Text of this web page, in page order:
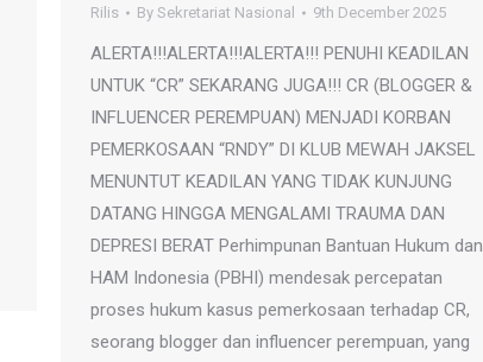
Rilis By Sekretariat Nasional 9th December 2025
ALERTA!!!ALERTA!!!ALERTA!!! PENUHI KEADILAN
UNTUK “CR” SEKARANG JUGA!!! CR (BLOGGER &
INFLUENCER PEREMPUAN) MENJADI KORBAN
PEMERKOSAAN “RNDY” DI KLUB MEWAH JAKSEL
MENUNTUT KEADILAN YANG TIDAK KUNJUNG
DATANG HINGGA MENGALAMI TRAUMA DAN
DEPRESI BERAT Perhimpunan Bantuan Hukum dan
HAM Indonesia (PBHI) mendesak percepatan
proses hukum kasus pemerkosaan terhadap CR,
seorang blogger dan influencer perempuan, yang